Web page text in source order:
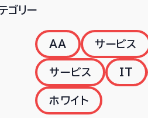
ゴリー
AA サービス
サービス IT
ホワイト